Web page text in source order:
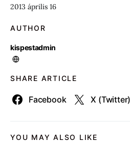
2013 április 16
AUTHOR
kispestadmin
SHARE ARTICLE
Facebook X (Twitter)
YOU MAY ALSO LIKE